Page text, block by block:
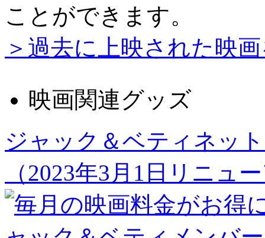
ことができます。
＞過去に上映された映
映画関連グッズ
ジャック＆ベティネッ
（2023年3月1日リニュ